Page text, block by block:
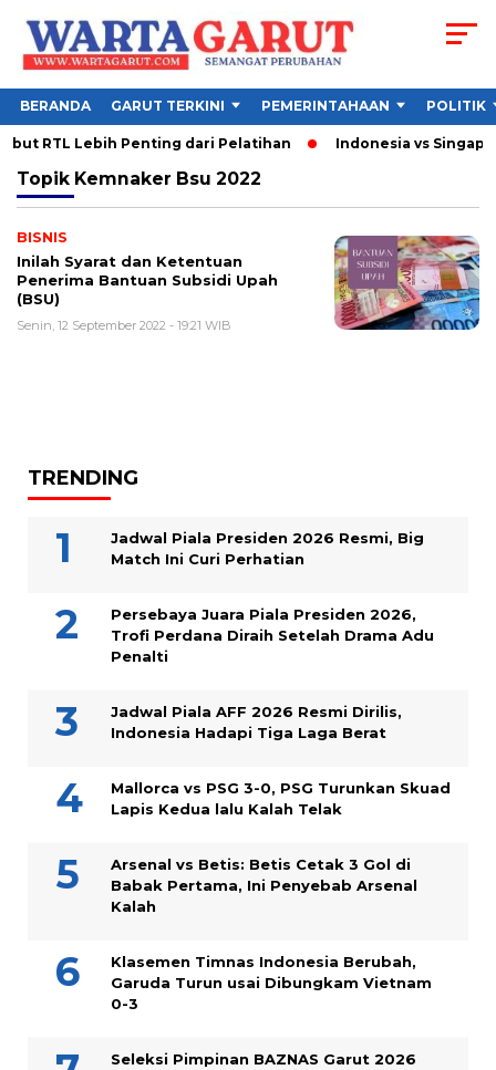
BERANDA GARUT TERKINI PEMERINTAHAAN POLITIK
RTL Lebih Penting dari Pelatihan Indonesia vs
Topik Kemnaker Bsu 2022
BISNIS
Inilah Syarat dan Ketentuan
Penerima Bantuan Subsidi Upah
(BSU)
Senin, 12 September 2022 - 19:21 WIB
TRENDING
Jadwal Piala Presiden 2026 Resmi, Big
Match Ini Curi Perhatian
Persebaya Juara Piala Presiden 2026,
Trofi Perdana Diraih Setelah Drama Adu
Penalti
Jadwal Piala AFF 2026 Resmi Dirilis,
Indonesia Hadapi Tiga Laga Berat
Mallorca vs PSG 3-0, PSG Turunkan Skuad
Lapis Kedua lalu Kalah Telak
Arsenal vs Betis: Betis Cetak 3 Gol di
Babak Pertama, Ini Penyebab Arsenal
Kalah
Klasemen Timnas Indonesia Berubah,
Garuda Turun usai Dibungkam Vietnam
0-3
Seleksi Pimpinan BAZNAS Garut 2026